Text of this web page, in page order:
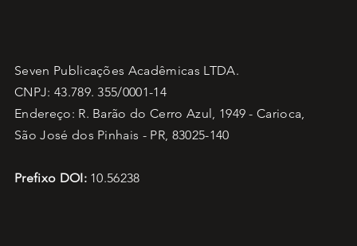
Seven Publicações Acadêmicas LTDA.
CNPJ: 43.789. 355/0001-14
Endereço: R. Barão do Cerro Azul, 1949 - Carioca,
São José dos Pinhais - PR, 83025-140
Prefixo DOI:10.56238